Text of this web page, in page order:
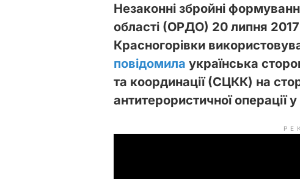
Незаконні збройні
області (ОРДО) 20 липня 2017
Красногорівки
повідомила українська
та координації (СЦКК) на
антитерористичної операції